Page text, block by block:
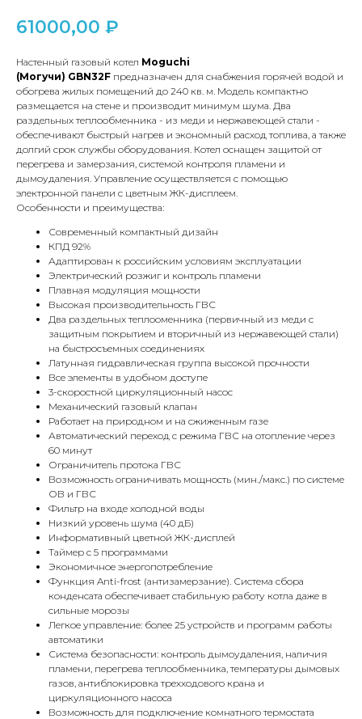
61000,00 ₽
Настенный газовый котел Moguchi
(Могучи) GBN32F предназначен для снабжения горячей водой и
обогрева жилых помещений до 240 кв. м. Модель компактно
размещается на стене и производит минимум шума. Два
раздельных теплообменника - из меди и нержавеющей стали -
обеспечивают быстрый нагрев и экономный расход топлива, а также
долгий срок службы оборудования. Котел оснащен защитой от
перегрева и замерзания, системой контроля пламени и
дымоудаления. Управление осуществляется с помощью
электронной панели с цветным ЖК-дисплеем.
Особенности и преимущества:
Современный компактный дизайн
КПД 92%
Адаптирован к российским условиям эксплуатации
Электрический розжиг и контроль пламени
Плавная модуляция мощности
Высокая производительность ГВС
Два раздельных теплооменника (первичный из меди с
защитным покрытием и вторичный из нержавеющей стали)
на быстросъемных соединениях
Латунная гидравлическая группа высокой прочности
Все элементы в удобном доступе
3-скоростной циркуляционный насос
Механический газовый клапан
Работает на природном и на сжиженным газе
Автоматический переход с режима ГВС на отопление через
60 минут
Ограничитель протока ГВС
Возможность ограничивать мощность (мин./макс.) по системе
ОВ и ГВС
Фильтр на входе холодной воды
Низкий уровень шума (40 дБ)
Информативный цветной ЖК-дисплей
Таймер с 5 программами
Экономичное энергопотребление
Функция Anti-frost (антизамерзание). Система сбора
конденсата обеспечивает стабильную работу котла даже в
сильные морозы
Легкое управление: более 25 устройств и программ работы
автоматики
Система безопасности: контроль дымоудаления, наличия
пламени, перегрева теплообменника, температуры дымовых
газов, антиблокировка трехходового крана и
циркуляционного насоса
Возможность для подключение комнатного термостата
Адрес
Г.Москва Волоколамское шоссе,
71/22к2
Пн-вс с 9:00 до 18:00
КОНТАКТЫ